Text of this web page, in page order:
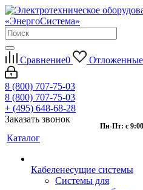
Сравнение0 Отложенные
8 (800) 707-75-03
8 (800) 707-75-03
+ (495) 648-68-28
Заказать звонок
Пн-Пт: с
Каталог
Кабеленесущие системы
Системы для